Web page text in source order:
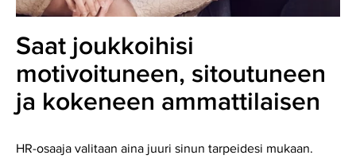
Saat joukkoihisi
motivoituneen, sitoutuneen
ja kokeneen ammattilaisen
HR-osaaja valitaan aina juuri sinun tarpeidesi mukaan.